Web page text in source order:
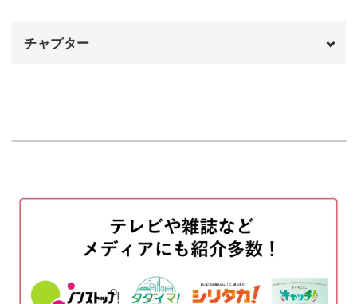
ですが、動画であれば画面を見ながら真似をするだけでオ
できますよ。
チャプター
表目の編み方
裏目の編み方
アクリルたわしを作る 13:24